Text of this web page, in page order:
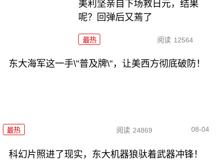
美利坚亲自下场救日元，结果
呢？回弹后又蔫了
最热 阅读 12564
东大海军这一手\"普及牌\"，让美西方彻底破防！
最热 阅读 24869 08-04
科幻片照进了现实，东大机器狼驮着武器冲锋！